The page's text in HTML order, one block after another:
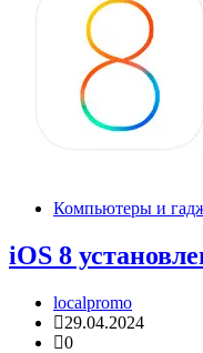
Компьютеры и
iOS 8
localpromo
29.04.2024
0